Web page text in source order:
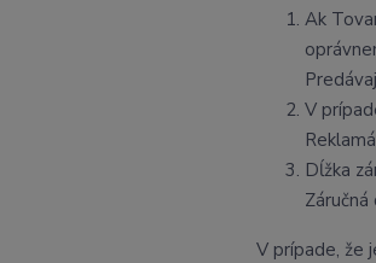
Ak
V
Dĺžka
V prípade, že